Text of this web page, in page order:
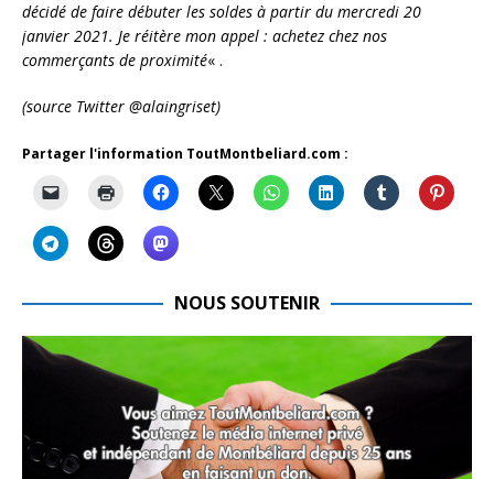
décidé de faire débuter les soldes à partir du mercredi 20
janvier 2021. Je réitère mon appel : achetez chez nos
commerçants de proximité« .
(source Twitter @alaingriset)
Partager l'information ToutMontbeliard.com :
NOUS SOUTENIR